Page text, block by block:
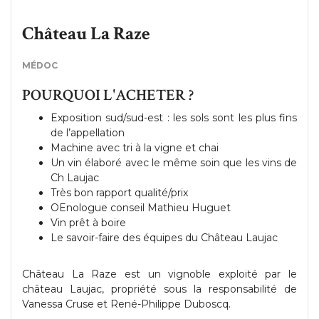
Château La Raze
MÉDOC
POURQUOI L'ACHETER ?
Exposition sud/sud-est : les sols sont les plus fins
de l’appellation
Machine avec tri à la vigne et chai
Un vin élaboré avec le même soin que les vins de
Ch Laujac
Très bon rapport qualité/prix
OEnologue conseil Mathieu Huguet
Vin prêt à boire
Le savoir-faire des équipes du Château Laujac
Château La Raze est un vignoble exploité par le
château Laujac, propriété sous la responsabilité de
Vanessa Cruse et René-Philippe Duboscq.